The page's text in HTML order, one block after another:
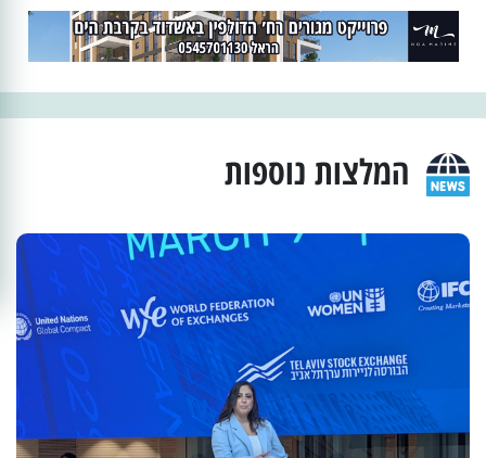
המלצות נוספות